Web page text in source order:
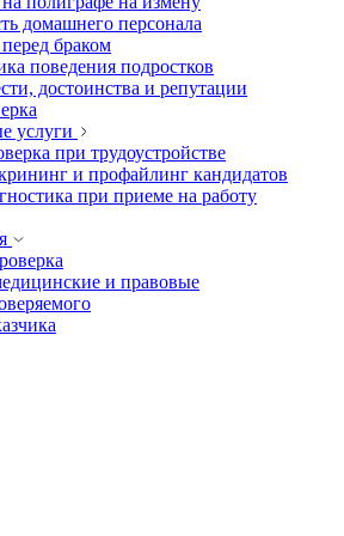
домашнего персонала
браком
поведения подростков
достоинства и репутации
услуги
при трудоустройстве
и профайлинг кандидатов
при приеме на работу
и правовые